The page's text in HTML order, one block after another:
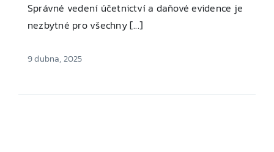
Správné vedení účetnictví a daňové evidence je
nezbytné pro všechny [...]
9 dubna, 2025